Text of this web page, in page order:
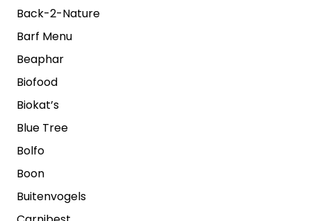
Back-2-Nature
Barf Menu
Beaphar
Biofood
Biokat’s
Blue Tree
Bolfo
Boon
Buitenvogels